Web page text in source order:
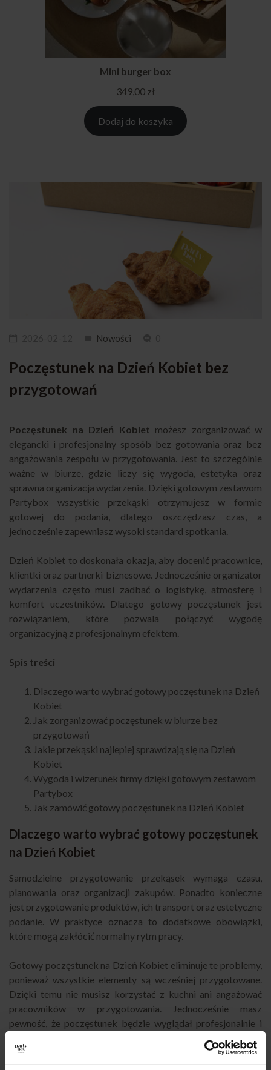
Mini burger box
349,00 zł
Dodaj do koszyka
Nowości
Poczęstunek na Dzień Kobiet bez
przygotowań
Poczęstunek na Dzień Kobiet możesz zorganizować w
elegancki i profesjonalny sposób bez gotowania oraz bez
angażowania zespołu w przygotowania. Jest to szczególnie
ważne w biurze, gdzie liczy się wygoda, estetyka oraz
sprawna organizacja wydarzenia. Dzięki gotowym zestawom
Partybox wszystkie przekąski otrzymujesz w formie
gotowej do podania, dlatego oszczędzasz czas, a
jednocześnie zapewniasz wysoki standard spotkania.
Dzień Kobiet to doskonała okazja, aby docenić pracownice,
klientki oraz partnerki biznesowe. Jednocześnie organizator
wydarzenia często musi zadbać o logistykę, atmosferę i
komfort uczestników. Dlatego gotowy poczęstunek jest
rozwiązaniem, które pozwala połączyć wygodę
organizacyjną z profesjonalnym efektem.
Spis treści
Dlaczego warto wybrać gotowy poczęstunek na Dzień
Kobiet
Jak zorganizować poczęstunek w biurze bez
przygotowań
Jakie przekąski najlepiej sprawdzają się na Dzień
Kobiet
Wygoda i wizerunek firmy dzięki gotowym zestawom
Partybox
Jak zamówić gotowy poczęstunek na Dzień Kobiet
Dlaczego warto wybrać gotowy poczęstunek
na Dzień Kobiet
Samodzielne przygotowanie przekąsek wymaga czasu,
planowania oraz organizacji zakupów. Ponadto konieczne
jest przygotowanie produktów, ich transport oraz estetyczne
podanie. W praktyce oznacza to dodatkowe obowiązki,
które mogą zakłócić normalny rytm pracy.
Gotowy poczęstunek na Dzień Kobiet eliminuje te problemy,
ponieważ wszystkie elementy są wcześniej przygotowane.
Dzięki temu nie musisz korzystać z kuchni ani angażować
pracowników w przygotowania. Jednocześnie masz
pewność, że poczęstunek będzie wyglądał profesjonalnie i